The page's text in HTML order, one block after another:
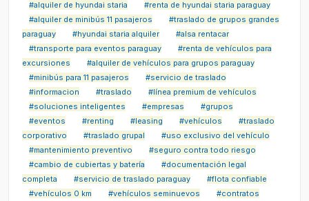
#alquiler de hyundai staria
#renta de hyundai staria paraguay
#alquiler de minibús 11 pasajeros
#traslado de grupos grandes
paraguay
#hyundai staria alquiler
#alsa rentacar
#transporte para eventos paraguay
#renta de vehículos para
excursiones
#alquiler de vehículos para grupos paraguay
#minibús para 11 pasajeros
#servicio de traslado
#informacion
#traslado
#línea premium de vehículos
#soluciones inteligentes
#empresas
#grupos
#eventos
#renting #leasing #vehículos
#traslado
corporativo
#traslado grupal
#uso exclusivo del vehículo
#mantenimiento preventivo
#seguro contra todo riesgo
#cambio de cubiertas y batería
#documentación legal
completa
#servicio de traslado paraguay
#flota confiable
#vehículos 0 km
#vehículos seminuevos
#contratos